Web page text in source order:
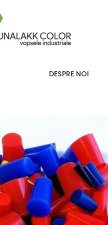
DESPRE NOI